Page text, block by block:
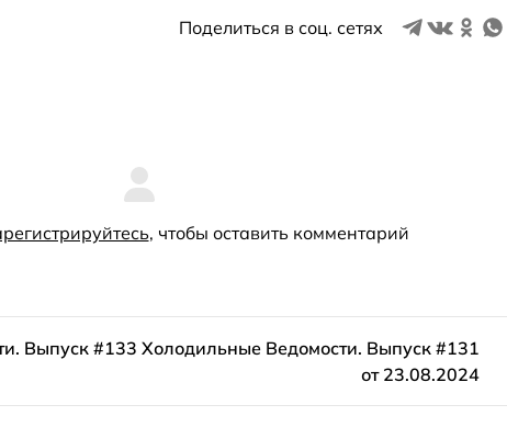
Поделиться в соц. сетях
, чтобы оставить комментарий
Выпуск #133 Холодильные Ведомости. Выпуск #131
от 23.08.2024